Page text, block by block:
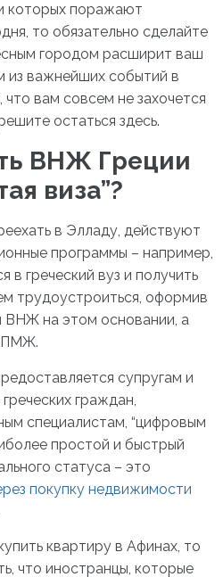
которых поражают
то обязательно сделайте
городом расширит ваш
из важнейших событий в
вам совсем не захочется
остаться здесь.
ВНЖ Греции
виза”?
в Элладу, действуют
программы – например,
в греческий вуз и получить
трудоустроиться, оформив
ВНЖ на этом основании, а
ПМЖ.
супругам и
граждан,
специалистам, “цифровым
простой и быстрый
статуса – это
покупку недвижимости
квартиру в Афинах, то
что иностранцы, которые